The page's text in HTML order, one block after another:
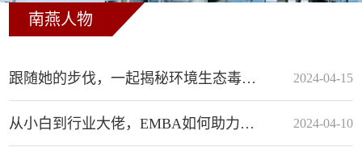
南燕人物
跟随她的步伐，一起揭秘环境生态毒理学！ 2024-04-15
从小白到行业大佬，EMBA如何助力她的商业之路？ 2024-04-10